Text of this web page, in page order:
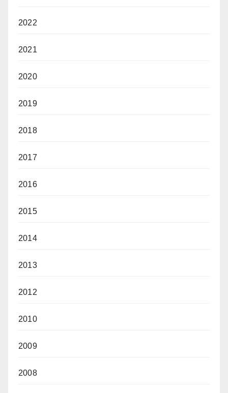
2022
2021
2020
2019
2018
2017
2016
2015
2014
2013
2012
2010
2009
2008